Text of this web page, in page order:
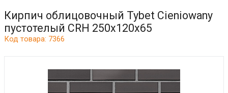
Кирпич облицовочный Tybet Cieniowany
пустотелый CRH 250x120x65
Код товара: 7366